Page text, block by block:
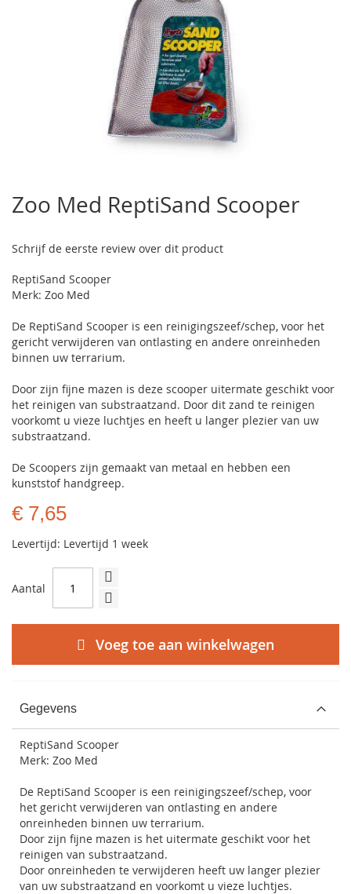
het
begin
de
gallerij
Zoo Med ReptiSand Scooper
Schrijf de eerste review over dit product
ReptiSand Scooper
Merk: Zoo Med
De ReptiSand Scooper is een reinigingszeef/schep, voor het
gericht verwijderen van ontlasting en andere onreinheden
binnen uw terrarium.
Door zijn fijne mazen is deze scooper uitermate geschikt voor
het reinigen van substraatzand. Door dit zand te reinigen
voorkomt u vieze luchtjes en heeft u langer plezier van uw
substraatzand.
De Scoopers zijn gemaakt van metaal en hebben een
kunststof handgreep.
€ 7,65
Levertijd: Levertijd 1 week
Aantal
Voeg toe aan winkelwagen
Gegevens
ReptiSand Scooper
Merk: Zoo Med
De ReptiSand Scooper is een reinigingszeef/schep, voor
het gericht verwijderen van ontlasting en andere
onreinheden binnen uw terrarium.
Door zijn fijne mazen is het uitermate geschikt voor het
reinigen van substraatzand.
Door onreinheden te verwijderen heeft uw langer plezier
van uw substraatzand en voorkomt u vieze luchtjes.